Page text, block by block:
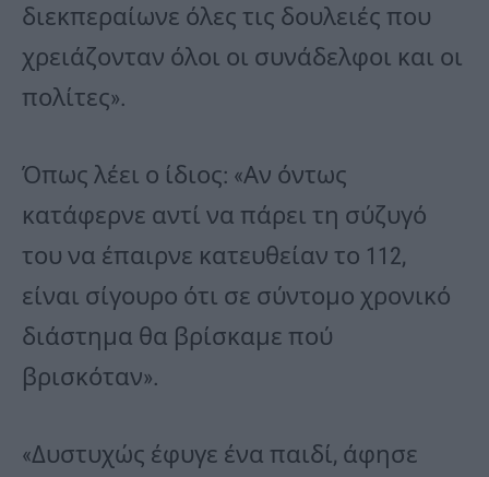
διεκπεραίωνε όλες τις δουλειές που
χρειάζονταν όλοι οι συνάδελφοι και οι
πολίτες».
Όπως λέει ο ίδιος: «Αν όντως
κατάφερνε αντί να πάρει τη σύζυγό
του να έπαιρνε κατευθείαν το 112,
είναι σίγουρο ότι σε σύντομο χρονικό
διάστημα θα βρίσκαμε πού
βρισκόταν».
«Δυστυχώς έφυγε ένα παιδί, άφησε